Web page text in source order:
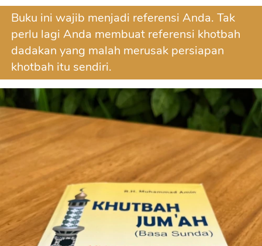
Buku ini wajib menjadi referensi Anda. Tak
perlu lagi Anda membuat referensi khotbah
dadakan yang malah merusak persiapan
khotbah itu sendiri.